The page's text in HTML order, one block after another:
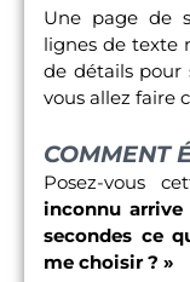
Une page de
lignes de texte
de détails pour
vous allez faire
COMMENT
Posez-vous
inconnu arrive
secondes ce
me choisir ? »